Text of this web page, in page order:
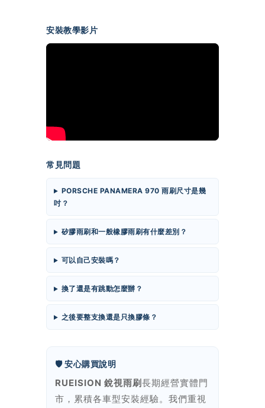
安裝教學影片
常見問題
PORSCHE PANAMERA 970 雨刷尺寸是幾
吋？
矽膠雨刷和一般橡膠雨刷有什麼差別？
可以自己安裝嗎？
換了還是有跳動怎麼辦？
之後要整支換還是只換膠條？
🛡️ 安心購買說明
RUEISION 銳視雨刷 長期經營實體門
市，累積各車型安裝經驗。我們重視